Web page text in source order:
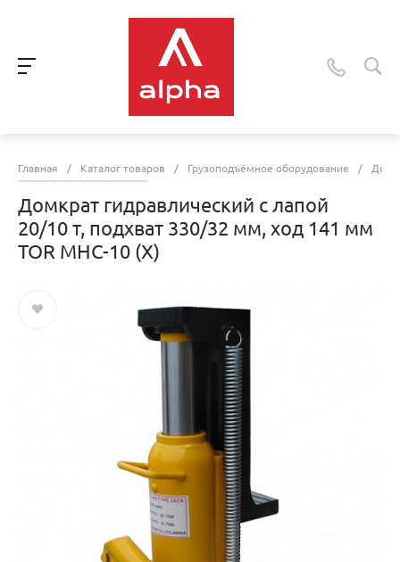
Главная / Каталог товаров / Грузоподъёмное оборудование /
Домкрат гидравлический с лапой
20/10 т, подхват 330/32 мм, ход 141 мм
TOR MHC-10 (X)